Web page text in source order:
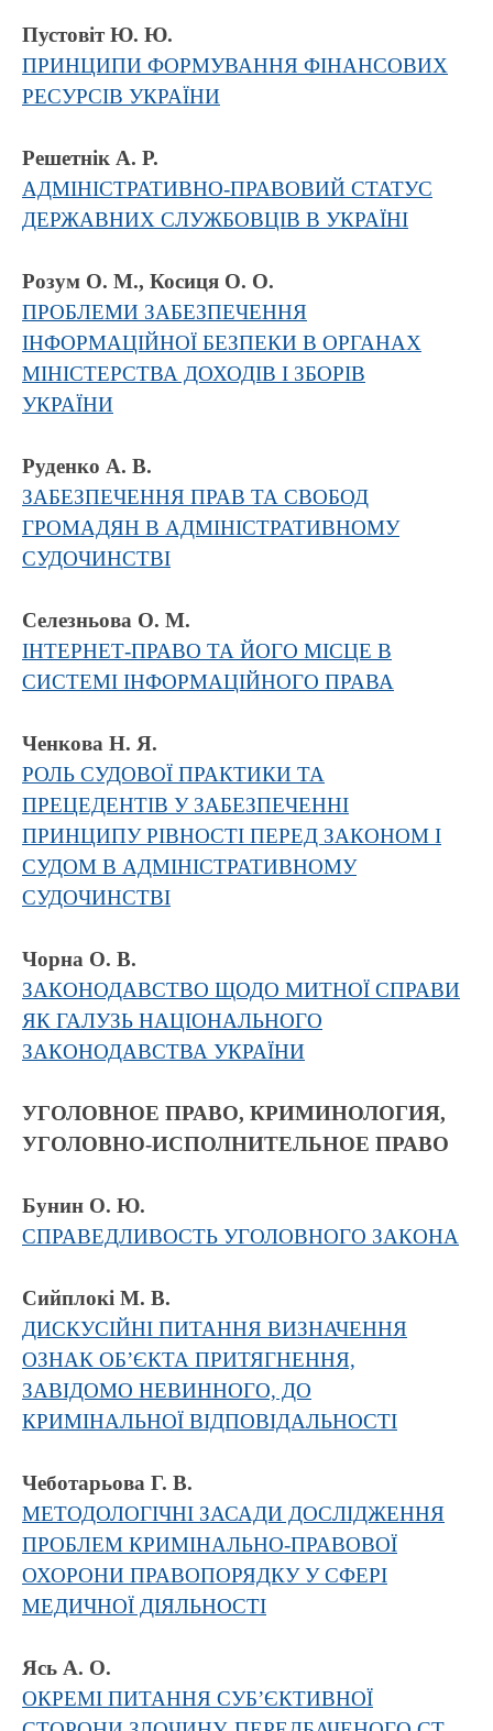
Пустовіт Ю. Ю.
ПРИНЦИПИ ФОРМУВАННЯ ФІНАНСОВИХ
РЕСУРСІВ УКРАЇНИ
Решетнік А. Р.
АДМІНІСТРАТИВНО-ПРАВОВИЙ СТАТУС
ДЕРЖАВНИХ СЛУЖБОВЦІВ В УКРАЇНІ
Розум О. М., Косиця О. О.
ПРОБЛЕМИ ЗАБЕЗПЕЧЕННЯ
ІНФОРМАЦІЙНОЇ БЕЗПЕКИ В ОРГАНАХ
МІНІСТЕРСТВА ДОХОДІВ І ЗБОРІВ
УКРАЇНИ
Руденко А. В.
ЗАБЕЗПЕЧЕННЯ ПРАВ ТА СВОБОД
ГРОМАДЯН В АДМІНІСТРАТИВНОМУ
СУДОЧИНСТВІ
Селезньова О. М.
ІНТЕРНЕТ-ПРАВО ТА ЙОГО МІСЦЕ В
СИСТЕМІ ІНФОРМАЦІЙНОГО ПРАВА
Ченкова Н. Я.
РОЛЬ СУДОВОЇ ПРАКТИКИ ТА
ПРЕЦЕДЕНТІВ У ЗАБЕЗПЕЧЕННІ
ПРИНЦИПУ РІВНОСТІ ПЕРЕД ЗАКОНОМ І
СУДОМ В АДМІНІСТРАТИВНОМУ
СУДОЧИНСТВІ
Чорна О. В.
ЗАКОНОДАВСТВО ЩОДО МИТНОЇ СПРАВИ
ЯК ГАЛУЗЬ НАЦІОНАЛЬНОГО
ЗАКОНОДАВСТВА УКРАЇНИ
УГОЛОВНОЕ ПРАВО, КРИМИНОЛОГИЯ,
УГОЛОВНО-ИСПОЛНИТЕЛЬНОЕ ПРАВО
Бунин О. Ю.
СПРАВЕДЛИВОСТЬ УГОЛОВНОГО ЗАКОНА
Сийплокі М. В.
ДИСКУСІЙНІ ПИТАННЯ ВИЗНАЧЕННЯ
ОЗНАК ОБ’ЄКТА ПРИТЯГНЕННЯ,
ЗАВІДОМО НЕВИННОГО, ДО
КРИМІНАЛЬНОЇ ВІДПОВІДАЛЬНОСТІ
Чеботарьова Г. В.
МЕТОДОЛОГІЧНІ ЗАСАДИ ДОСЛІДЖЕННЯ
ПРОБЛЕМ КРИМІНАЛЬНО-ПРАВОВОЇ
ОХОРОНИ ПРАВОПОРЯДКУ У СФЕРІ
МЕДИЧНОЇ ДІЯЛЬНОСТІ
Ясь А. О.
ОКРЕМІ ПИТАННЯ СУБ’ЄКТИВНОЇ